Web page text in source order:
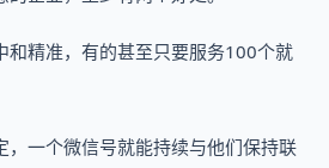
和精准，有的甚至只要服务100个就
，一个微信号就能持续与他们保持联